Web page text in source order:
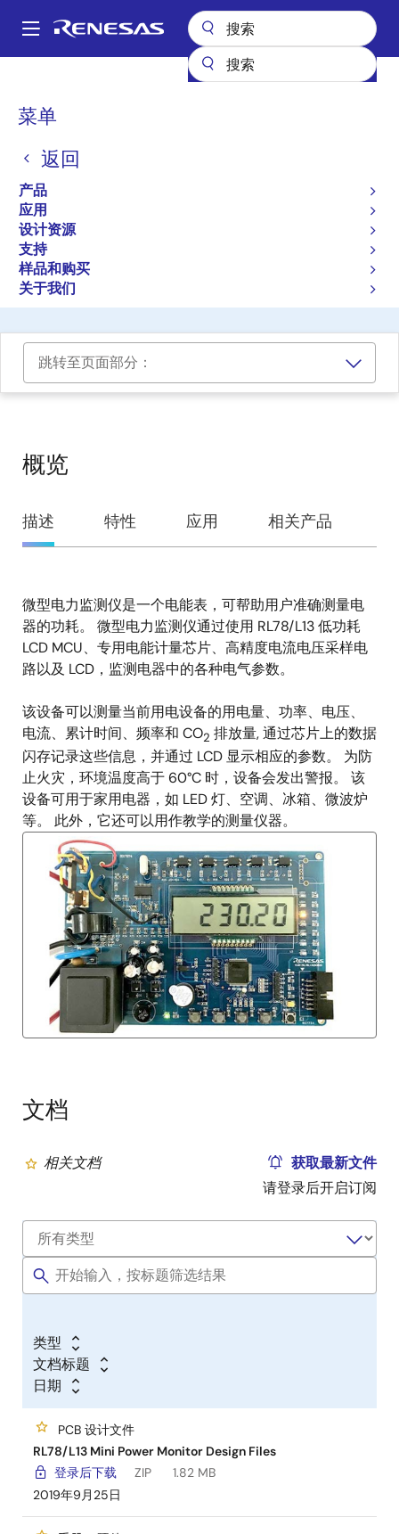
到
Main
菜单
返回
产品
应用
设计资源
支持
样品和购买
关于我们
面
屑
MINI-POWER-MONITOR-REF
微型电度表参考设计
MINI-POWER-MONITOR-REF
有效
立即订购
RL78/L13 Mini Power Monitor Design Files
RL78/L13 Mini Power Monitor User's Manual
跳转至页面部分：
概览
概
览
描述 特性 应用 相关产品
描
述
微型电力监测仪是一个电能表，可帮助用户准确测量电
器的功耗。 微型电力监测仪通过使用 RL78/L13 低功耗
LCD MCU、专用电能计量芯片、高精度电流电压采样电
路以及 LCD，监测电器中的各种电气参数。
该设备可以测量当前用电设备的用电量、功率、电压、
电流、累计时间、频率和 CO2 排放量, 通过芯片上的数据
闪存记录这些信息，并通过 LCD 显示相应的参数。 为防
止火灾，环境温度高于 60°C 时，设备会发出警报。 该
设备可用于家用电器，如 LED 灯、空调、冰箱、微波炉
等。 此外，它还可以用作教学的测量仪器。
文档
相关文档
获取最新文件
请登录后开启订阅
类型
文档标题
日期
PCB 设计文件
RL78/L13 Mini Power Monitor Design Files
登录后下载
ZIP
1.82 MB
2019年9月25日